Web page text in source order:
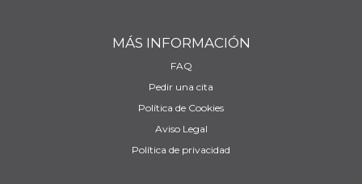
MÁS INFORMACIÓN
FAQ
Pedir una cita
Política de Cookies
Aviso Legal
Política de privacidad